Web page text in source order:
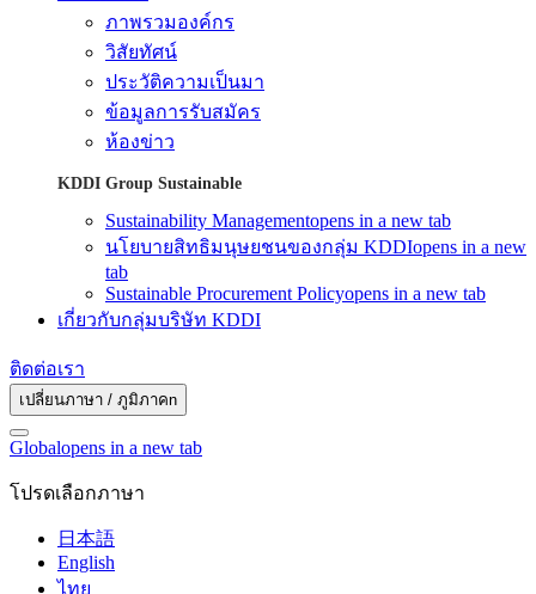
ภาพรวมองค์กร
วิสัยทัศน์
ประวัติความเป็นมา
ข้อมูลการรับสมัคร
ห้องข่าว
KDDI Group Sustainable
Sustainability Managementopens in a new tab
นโยบายสิทธิมนุษยชนของกลุ่ม KDDIopens in a new
tab
Sustainable Procurement Policyopens in a new tab
เกี่ยวกับกลุ่มบริษัท KDDI
ติดต่อเรา
เปลี่ยนภาษา / ภูมิภาคn
Globalopens in a new tab
โปรดเลือกภาษา
日本語
English
ไทย